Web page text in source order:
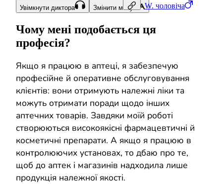
W. чоловіча
Увімкнути диктора Змінити мову
Чому мені подобається ця
професія?
Якщо я працюю в аптеці, я забезпечую
професійне й оперативне обслуговування
клієнтів: вони отримують належні ліки та
можуть отримати поради щодо інших
аптечних товарів. Завдяки моїй роботі
створюються високоякісні фармацевтичні й
косметичні препарати. А якщо я працюю в
контролюючих установах, то дбаю про те,
щоб до аптек і магазинів надходила лише
продукція належної якості.